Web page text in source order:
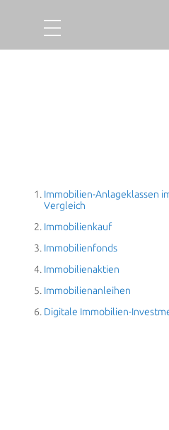
So funktionierts
Unternehmensaccount
Abgeschlossene
Ausfallquote
Ratgeber
Immobilien-Anlageklassen
Vergleich
Immobilienkauf
Immobilienfonds
Immobilienaktien
Immobilienanleihen
Digitale Immobilien-